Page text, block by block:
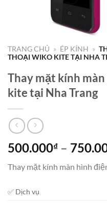
TRANG CHỦ » ÉP KÍNH »
THOẠI WIKO KITE TẠI NHA
Thay mặt kính
kite tại Nha Trang
500.000₫ –
Thay mặt kính màn hình
✅ Dịch vụ